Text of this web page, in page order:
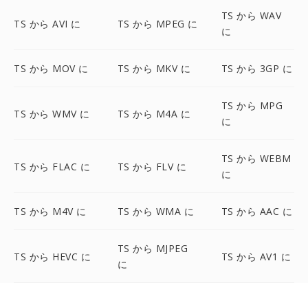
TS から AVI に TS から MPEG に
TS から WAV
に
TS から MOV に TS から MKV に TS から 3GP に
TS から WMV に TS から M4A に
TS から MPG
に
TS から FLAC に TS から FLV に
TS から WEBM
に
TS から M4V に TS から WMA に TS から AAC に
TS から HEVC に
TS から MJPEG
に
TS から AV1 に